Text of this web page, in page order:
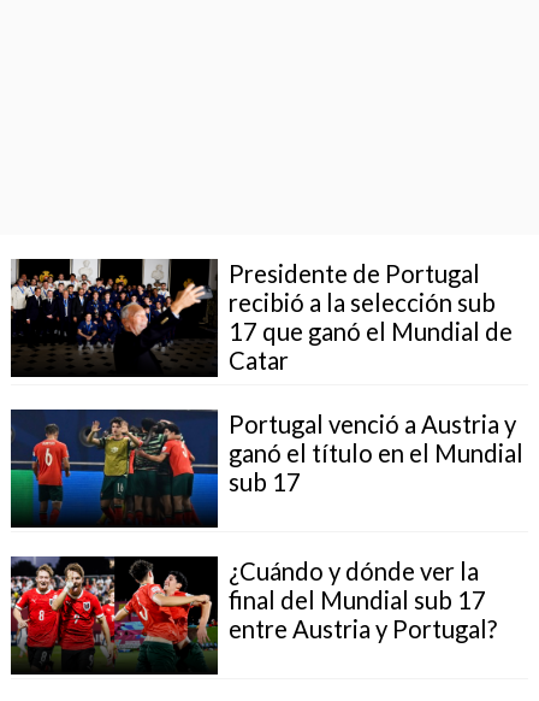
Presidente de Portugal
recibió a la selección sub
17 que ganó el Mundial de
Catar
Portugal venció a Austria y
ganó el título en el Mundial
sub 17
¿Cuándo y dónde ver la
final del Mundial sub 17
entre Austria y Portugal?